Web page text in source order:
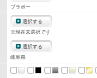
ブラボー
選択する
※現在未選択です
選択する
岐阜県